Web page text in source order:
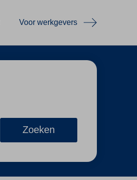
Voor werkgevers
Zoeken